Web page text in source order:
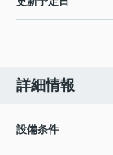
詳細情報
設備条件